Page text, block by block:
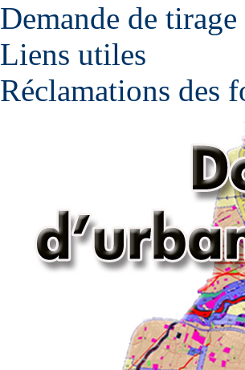
Demande de
Liens utiles
Réclamations des